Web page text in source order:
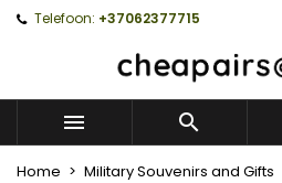
Telefoon: +37062377715
 
Home Military Souvenirs and Gifts